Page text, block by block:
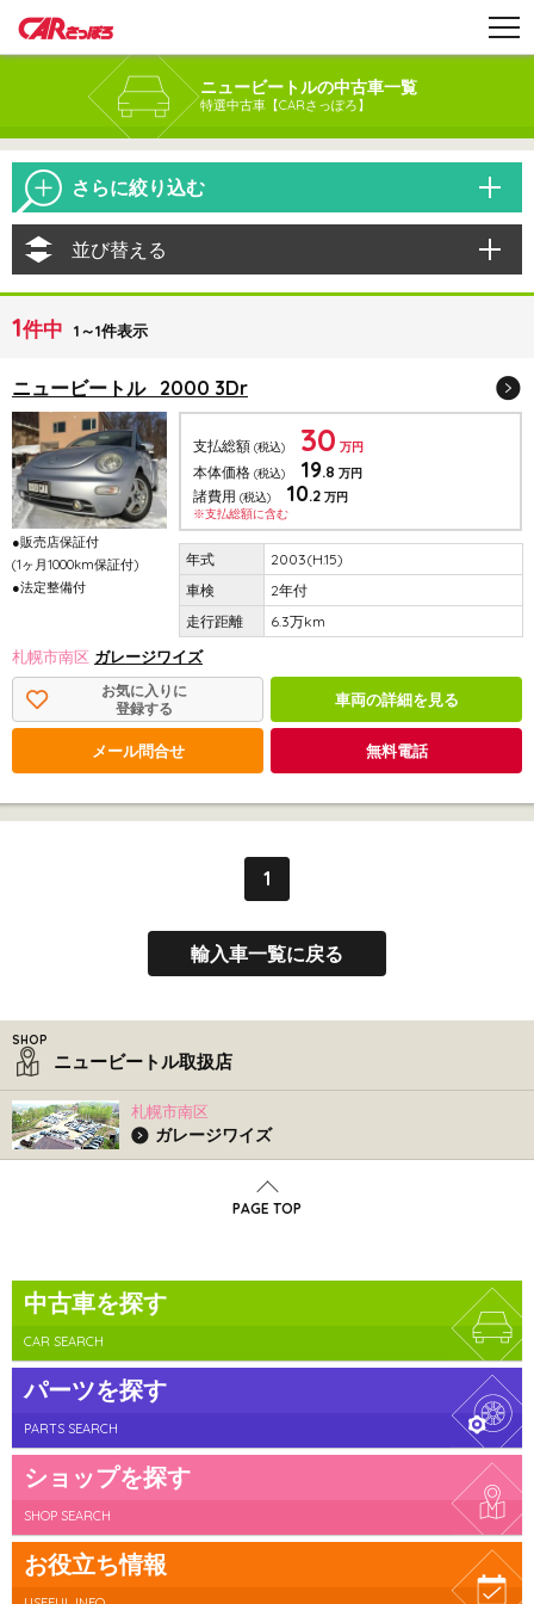
ニュービートルの中古車一覧
特選中古車【CARさっぽろ】
さらに絞り込む
並び替える
1件中 1～1件表示
ニュービートル 2000 3Dr
●販売店保証付
(1ヶ月1000km保証付)
●法定整備付
支払総額 (税込) 30 万円
本体価格 (税込) 19.8 万円
諸費用 (税込) 10.2 万円
※支払総額に含む
2003(H.15)
2年付
6.3万km
札幌市南区 ガレージワイズ
お気に入りに
登録する
車両の詳細を見る
メール問合せ 無料電話
1
輸入車一覧に戻る
ニュービートル取扱店
札幌市南区
ガレージワイズ
PAGE TOP
中古車を探す
CAR SEARCH
パーツを探す
PARTS SEARCH
ショップを探す
SHOP SEARCH
お役立ち情報